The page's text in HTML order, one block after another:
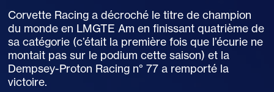
Corvette Racing a décroché le titre de champion
du monde en LMGTE Am en finissant quatrième de
sa catégorie (c’était la première fois que l’écurie ne
montait pas sur le podium cette saison) et la
Dempsey-Proton Racing n° 77 a remporté la
victoire.